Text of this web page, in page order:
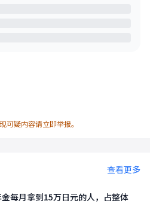
可疑内容请立即举报。
查看更多
每月拿到15万日元的人，占整体